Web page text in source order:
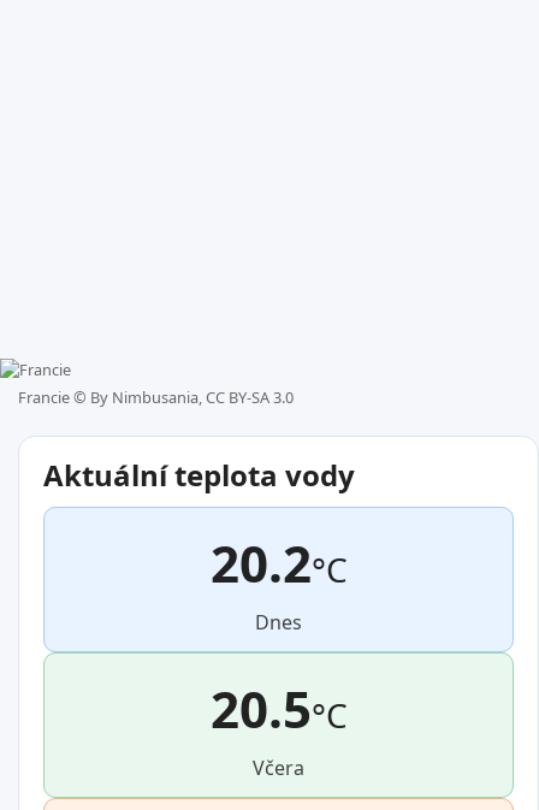
Francie © By Nimbusania, CC BY-SA 3.0
Aktuální teplota vody
20.2°C
Dnes
20.5°C
Včera